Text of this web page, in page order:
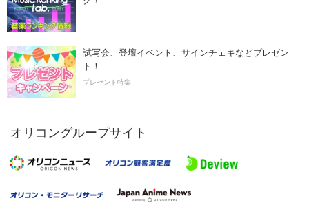
試写会、登壇イベント、サインチェキなどプレゼン
ト！
プレゼント特集
オリコングループサイト